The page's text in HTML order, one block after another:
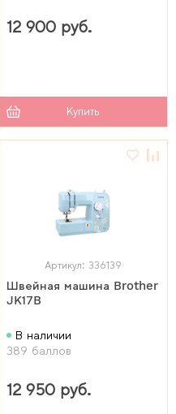
12 900 руб.
Купить
Артикул: 336139
Швейная машина Brother
JK17B
В наличии
389 баллов
12 950 руб.